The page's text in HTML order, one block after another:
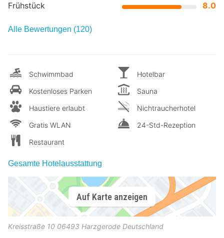
Frühstück
8.0
Alle Bewertungen (120)
Schwimmbad
Kostenloses Parken
Haustiere erlaubt
Gratis WLAN
Restaurant
Hotelbar
Sauna
Nichtraucherhotel
24-Std-Rezeption
Gesamte Hotelausstattung
Auf Karte anzeigen
Kreisstraße 10 06493 Harzgerode Deutschland